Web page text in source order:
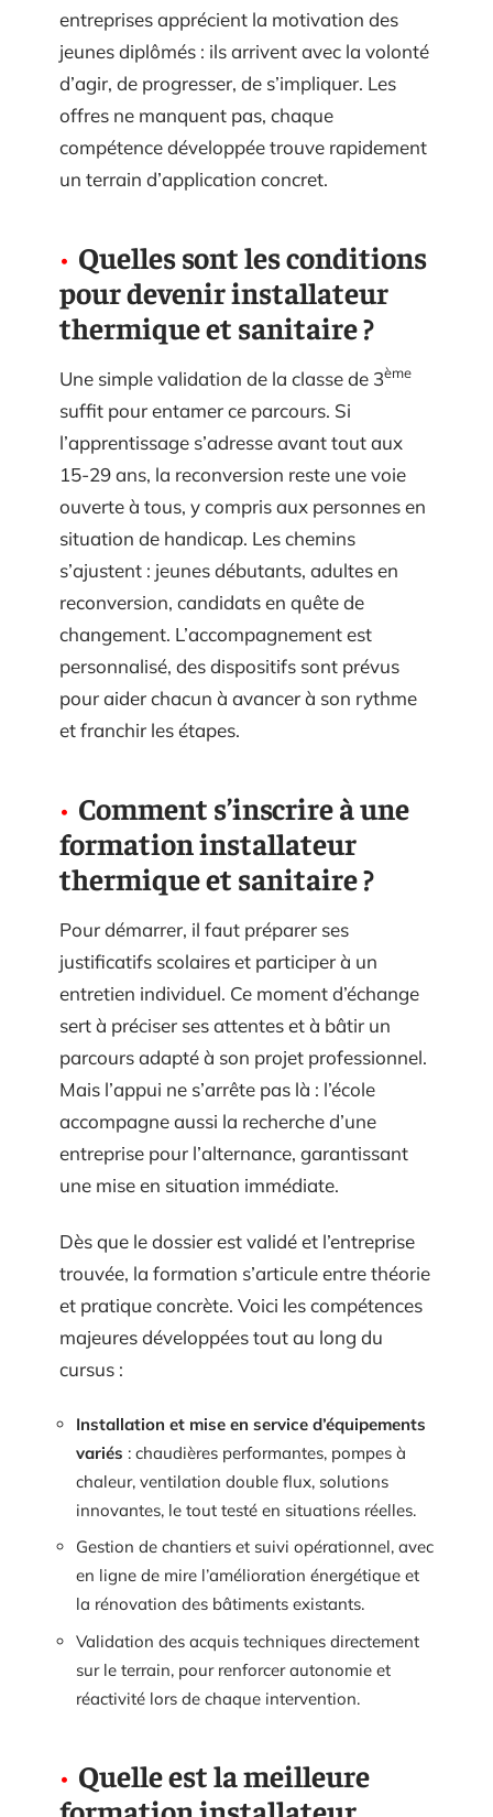
entreprises apprécient la motivation des
jeunes diplômés : ils arrivent avec la volonté
d’agir, de progresser, de s’impliquer. Les
offres ne manquent pas, chaque
compétence développée trouve rapidement
un terrain d’application concret.
Quelles sont les conditions
pour devenir installateur
thermique et sanitaire ?
Une simple validation de la classe de 3ème
suffit pour entamer ce parcours. Si
l’apprentissage s’adresse avant tout aux
15-29 ans, la reconversion reste une voie
ouverte à tous, y compris aux personnes en
situation de handicap. Les chemins
s’ajustent : jeunes débutants, adultes en
reconversion, candidats en quête de
changement. L’accompagnement est
personnalisé, des dispositifs sont prévus
pour aider chacun à avancer à son rythme
et franchir les étapes.
Comment s’inscrire à une
formation installateur
thermique et sanitaire ?
Pour démarrer, il faut préparer ses
justificatifs scolaires et participer à un
entretien individuel. Ce moment d’échange
sert à préciser ses attentes et à bâtir un
parcours adapté à son projet professionnel.
Mais l’appui ne s’arrête pas là : l’école
accompagne aussi la recherche d’une
entreprise pour l’alternance, garantissant
une mise en situation immédiate.
Dès que le dossier est validé et l’entreprise
trouvée, la formation s’articule entre théorie
et pratique concrète. Voici les compétences
majeures développées tout au long du
cursus :
Installation et mise en service d’équipements
variés : chaudières performantes, pompes à
chaleur, ventilation double flux, solutions
innovantes, le tout testé en situations réelles.
Gestion de chantiers et suivi opérationnel, avec
en ligne de mire l’amélioration énergétique et
la rénovation des bâtiments existants.
Validation des acquis techniques directement
sur le terrain, pour renforcer autonomie et
réactivité lors de chaque intervention.
Quelle est la meilleure